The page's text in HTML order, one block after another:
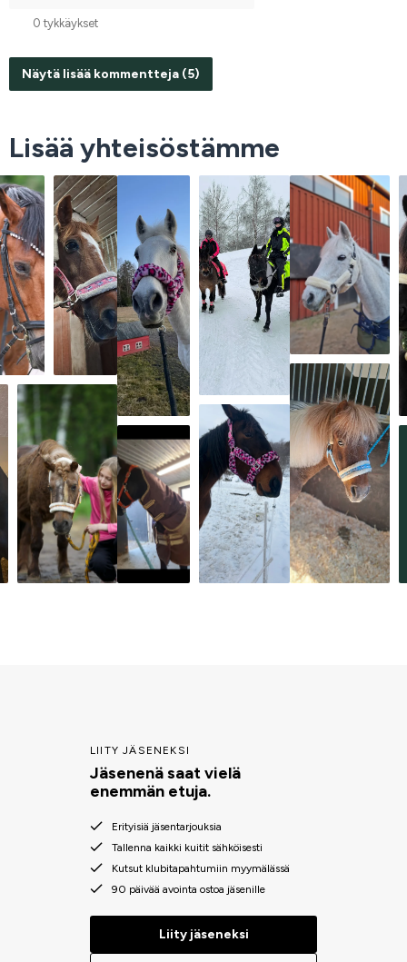
0 tykkäykset
Näytä lisää kommentteja (5)
Lisää yhteisöstämme
LIITY JÄSENEKSI
Jäsenenä saat vielä
enemmän etuja.
Erityisiä jäsentarjouksia
Tallenna kaikki kuitit sähköisesti
Kutsut klubitapahtumiin myymälässä
90 päivää avointa ostoa jäsenille
Liity jäseneksi